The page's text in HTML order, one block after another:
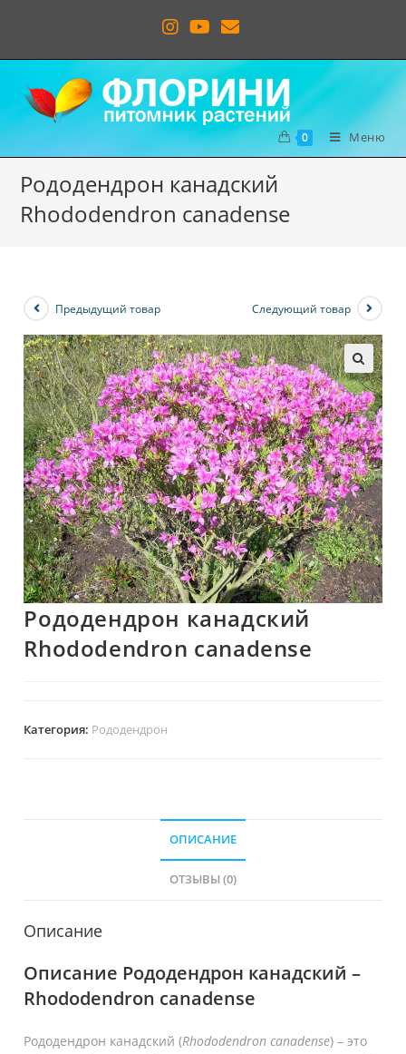
0 Меню
Рододендрон канадский
Rhododendron canadense
Предыдущий товар Следующий товар
🔍
Рододендрон канадский
Rhododendron canadense
Категория: Рододендрон
ОПИСАНИЕ
ОТЗЫВЫ (0)
Описание
Описание Рододендрон канадский –
Rhododendron canadense
Рододендрон канадский (Rhododendron canadense) – это